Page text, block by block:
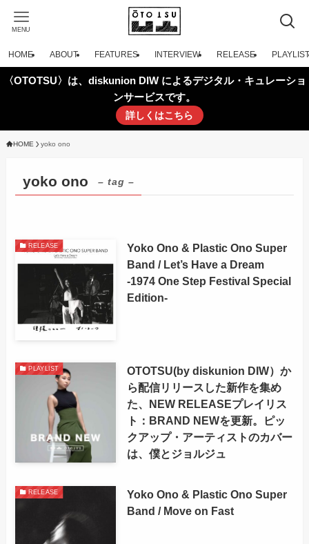
MENU
HOME ABOUT FEATURES INTERVIEW RELEASE PLAYLIST
〈OTOTSU〉は、diskunion DIW によるデジタル・キュレーショ
ンサービスです。
詳しくはこちら
HOME yoko ono
yoko ono – tag –
RELEASE
Yoko Ono & Plastic Ono Super
Band / Let’s Have a Dream
-1974 One Step Festival Special
Edition-
PLAYLIST
OTOTSU(by diskunion DIW）か
ら配信リリースした新作を集め
た、NEW RELEASEプレイリス
ト：BRAND NEWを更新。ピッ
クアップ・アーティストのカバー
は、僕とジョルジュ
RELEASE
Yoko Ono & Plastic Ono Super
Band / Move on Fast